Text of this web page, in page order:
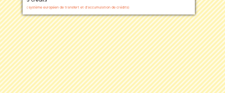
( système européen de transfert et d'accumulation de crédits)